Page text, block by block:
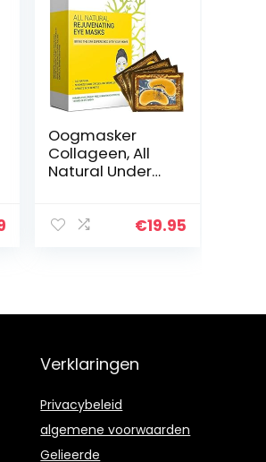
Oogmasker
Collageen, All
Natural Under
Hydrogel Gel
€19.95
Verklaringen
Privacybeleid
algemene voorwaarden
Gelieerde